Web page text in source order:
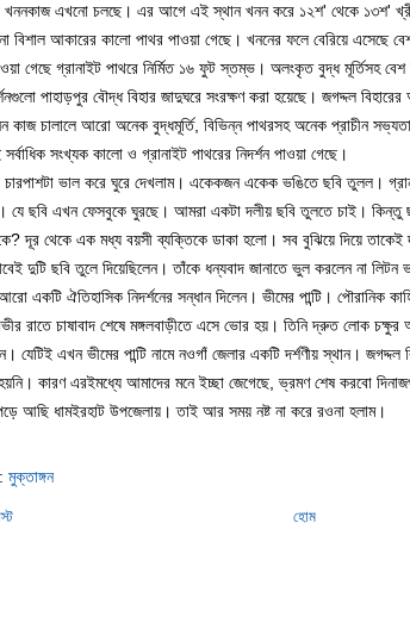
খননকাজ এখনো চলছে। এর আগে এই স্থান খনন করে ১২শ' থেকে ১৩শ'
বিশাল আকারের কালো পাথর পাওয়া গেছে। খননের ফলে বেরিয়ে এসেছে
গেছে গ্রানাইট পাথরে নির্মিত ১৬ ফুট স্তম্ভ। অলংকৃত বুদ্ধ মূর্তিসহ বেশ
পাহাড়পুর বৌদ্ধ বিহার জাদুঘরে সংরক্ষণ করা হয়েছে। জগদ্দল
কাজ চালালে আরো অনেক বুদ্ধমূর্তি, বিভিন্ন পাথরসহ অনেক প্রাচীন
সর্বাধিক সংখ্যক কালো ও গ্রানাইট পাথরের নিদর্শন পাওয়া গেছে।
চারপাশটা ভাল করে ঘুরে দেখলাম। একেকজন একেক ভঙিতে ছবি তুলল।
ছবি এখন ফেসবুকে ঘুরছে। আমরা একটা দলীয় ছবি তুলতে চাই। কিন্তু
দূর থেকে এক মধ্য বয়সী ব্যক্তিকে ডাকা হলো। সব বুঝিয়ে দিয়ে তাকেই
দুটি ছবি তুলে দিয়েছিলেন। তাঁকে ধন্যবাদ জানাতে ভুল করলেন না
একটি ঐতিহাসিক নিদর্শনের সন্ধান দিলেন। ভীমের পান্টি। পৌরানিক
রাতে চাষাবাদ শেষে মঙ্গলবাড়ীতে এসে ভোর হয়। তিনি দ্রুত লোক চক্ষুর
যেটিই এখন ভীমের পান্টি নামে নওগাঁ জেলার একটি দর্শণীয় স্থান। জগদ্দল
হয়নি। কারণ এরইমধ্যে আমাদের মনে ইচ্ছা জেগেছে, ভ্রমণ শেষ করবো
আছি ধামইরহাট উপজেলায়। তাই আর সময় নষ্ট না করে রওনা হলাম।
মুক্তাঙ্গন
হোম